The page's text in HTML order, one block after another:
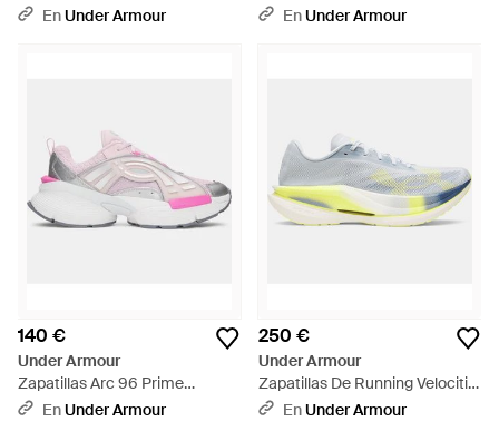
Pace Para Mujer Azul Fog Flash
EnUnder Armour
Pro 2 Azul Fog Flash Light
EnUnder Armour
140 €
Under Armour
Zapatillas Arc 96 Prime
Metalico Plata Rebel - Rosa
EnUnder Armour
250 €
Under Armour
Zapatillas De Running Velociti
Elite Azul Fog Piedra Flash
EnUnder Armour